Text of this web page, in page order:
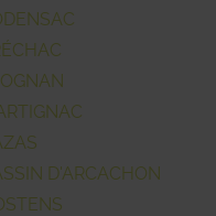
D'ARCACHON